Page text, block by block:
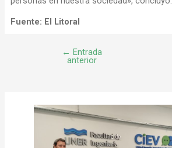
Fuente: El Litoral
← Entrada
anterior